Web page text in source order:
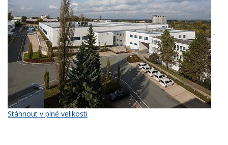
Stáhnout v plné velikosti